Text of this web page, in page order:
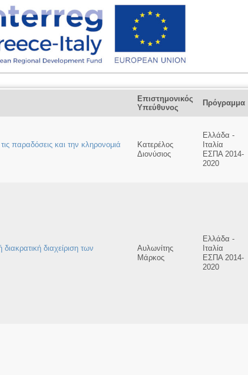
Επιστημονικός
Υπεύθυνος
Πρόγραμμα
παραδόσεις και την κληρονομιά
Κατερέλος
Διονύσιος
Ελλάδα -
Ιταλία
ΕΣΠΑ 2014-
2020
διαχείριση των
Αυλωνίτης
Μάρκος
Ελλάδα -
Ιταλία
ΕΣΠΑ 2014-
2020